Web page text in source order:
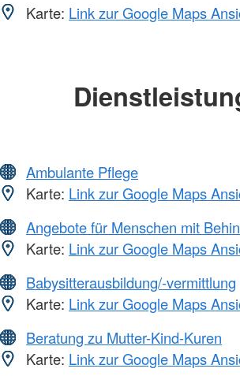
Karte: Link zur Google Maps
Ambulante Pflege
Karte: Link zur Google Maps
Angebote für Menschen mit
Karte: Link zur Google Maps
Babysitterausbildung/-vermittlung
Karte: Link zur Google Maps
Beratung zu Mutter-Kind-Kuren
Karte: Link zur Google Maps